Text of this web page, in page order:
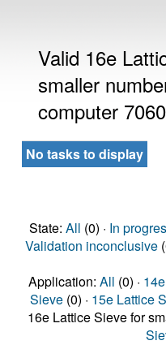
Valid 16e
smaller
computer
No tasks to display
State: All (0) · In
Validation inconclusive
Application: All (0) ·
Sieve (0) · 15e Lattice
16e Lattice Sieve for